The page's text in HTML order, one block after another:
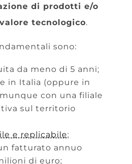
di prodotti e/o
tecnologico.
sono:
da meno di 5 anni;
in Italia (oppure in
con una filiale
sul territorio
e replicabile;
fatturato annuo
di euro;